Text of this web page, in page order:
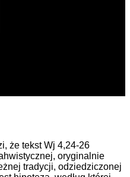
że tekst Wj 4,24-26
oryginalnie
tradycji, odziedziczonej